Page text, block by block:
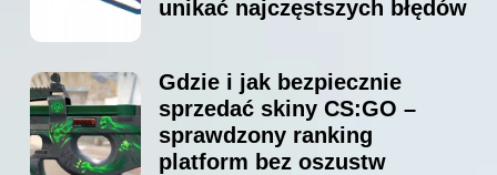
unikać najczęstszych błędów
Gdzie i jak bezpiecznie
sprzedać skiny CS:GO –
sprawdzony ranking
platform bez oszustw